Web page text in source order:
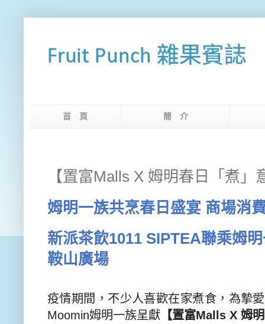
Fruit Punch 雜果賓誌
首 頁 簡 介
【置富Malls X 姆明春日「煮」
姆明一族共烹春日盛宴 商場消
新派茶飲1011 SIPTEA聯乘姆
鞍山廣場
疫情期間，不少人喜歡在家煮食，為摯
Moomin姆明一族呈獻 【置富Malls X 姆